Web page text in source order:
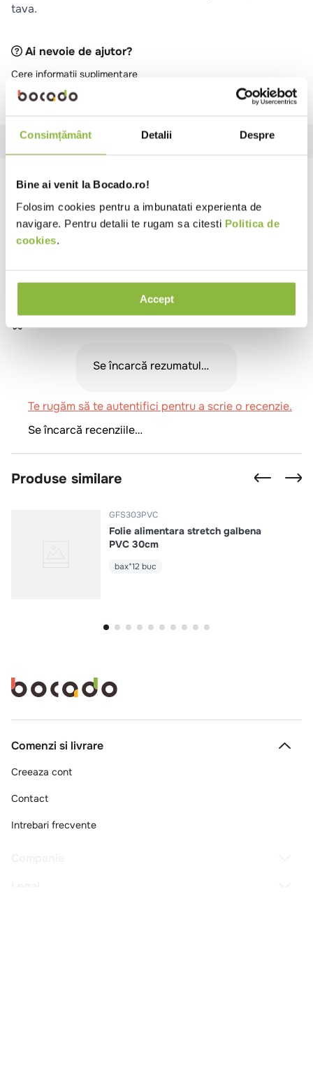
Consimțământ Detalii Despre
Bine ai venit la Bocado.ro!
Folosim cookies pentru a imbunatati experienta de
navigare. Pentru detalii te rugam sa citesti Politica de
cookies.
Accept
tava.
Ai nevoie de ajutor?
Cere informatii suplimentare
Raporteaza descriere gresita
Specificatii Review-uri
Specificatii
Tip folie
Hartie pentru copt
Lungime folie
Material
Hartie
Se încarcă rezumatul…
Te rugăm să te autentifici pentru a scrie o recenzie.
Se încarcă recenziile…
Produse similare
GFS303PVC
Folie alimentara stretch galbena
PVC 30cm
bax*12 buc
Comenzi si livrare
Creeaza cont
Contact
Intrebari frecvente